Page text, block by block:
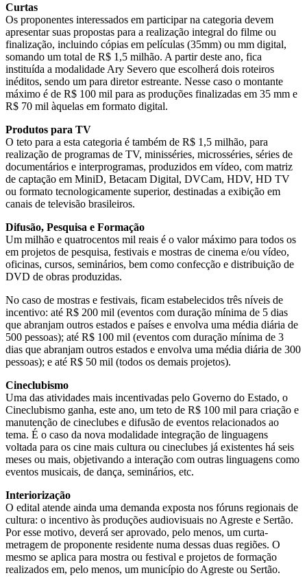
Curtas
Os proponentes interessados em participar na categoria devem
apresentar suas propostas para a realização integral do filme ou
finalização, incluindo cópias em películas (35mm) ou mm digital,
somando um total de R$ 1,5 milhão. A partir deste ano, fica
instituída a modalidade Ary Severo que escolherá dois roteiros
inéditos, sendo um para diretor estreante. Nesse caso o montante
máximo é de R$ 100 mil para as produções finalizadas em 35 mm e
R$ 70 mil àquelas em formato digital.
Produtos para TV
O teto para a esta categoria é também de R$ 1,5 milhão, para
realização de programas de TV, minisséries, microsséries, séries de
documentários e interprogramas, produzidos em vídeo, com matriz
de captação em MiniD, Betacam Digital, DVCam, HDV, HD TV
ou formato tecnologicamente superior, destinadas a exibição em
canais de televisão brasileiros.
Difusão, Pesquisa e Formação
Um milhão e quatrocentos mil reais é o valor máximo para todos os
em projetos de pesquisa, festivais e mostras de cinema e/ou vídeo,
oficinas, cursos, seminários, bem como confecção e distribuição de
DVD de obras produzidas.
No caso de mostras e festivais, ficam estabelecidos três níveis de
incentivo: até R$ 200 mil (eventos com duração mínima de 5 dias
que abranjam outros estados e países e envolva uma média diária de
500 pessoas); até R$ 100 mil (eventos com duração mínima de 3
dias que abranjam outros estados e envolva uma média diária de 300
pessoas); e até R$ 50 mil (todos os demais projetos).
Cineclubismo
Uma das atividades mais incentivadas pelo Governo do Estado, o
Cineclubismo ganha, este ano, um teto de R$ 100 mil para criação e
manutenção de cineclubes e difusão de eventos relacionados ao
tema. É o caso da nova modalidade integração de linguagens
voltada para os cine mais cultura ou cineclubes já existentes há seis
meses ou mais, objetivando a interação com outras linguagens como
eventos musicais, de dança, seminários, etc.
Interiorização
O edital atende ainda uma demanda exposta nos fóruns regionais de
cultura: o incentivo às produções audiovisuais no Agreste e Sertão.
Por esse motivo, deverá ser aprovado, pelo menos, um curta-
metragem de proponente residente numa dessas duas regiões. O
mesmo se aplica para mostra ou festival e projetos de formação
realizados em, pelo menos, um município do Agreste ou Sertão.